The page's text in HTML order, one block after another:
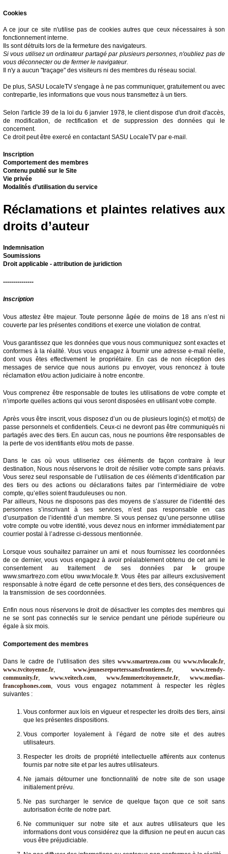
Cookies
A ce jour ce site n'utilise pas de cookies autres que ceux nécessaires à son
fonctionnement interne.
Ils sont détruits lors de la fermeture des navigateurs.
Si vous utilisez un ordinateur partagé par plusieurs personnes, n'oubliez pas de
vous déconnecter ou de fermer le navigateur.
Il n'y a aucun "traçage" des visiteurs ni des membres du réseau social.
De plus, SASU LocaleTV s'engage à ne pas communiquer, gratuitement ou avec
contrepartie, les informations que vous nous transmettez à un tiers.
Selon l'article 39 de la loi du 6 janvier 1978, le client dispose d'un droit d'accès,
de modification, de rectification et de suppression des données qui le
concernent.
Ce droit peut être exercé en contactant SASU LocaleTV par e-mail.
Inscription
Comportement des membres
Contenu publié sur le Site
Vie privée
Modalités d’utilisation du service
Réclamations et plaintes relatives aux
droits d’auteur
Indemnisation
Soumissions
Droit applicable - attribution de juridiction
---------------
Inscription
Vous attestez être majeur. Toute personne âgée de moins de 18 ans n’est ni
couverte par les présentes conditions et exerce une violation de contrat.
Vous garantissez que les données que vous nous communiquez sont exactes et
conformes à la réalité. Vous vous engagez à fournir une adresse e-mail réelle,
dont vous êtes effectivement le propriétaire. En cas de non réception des
messages de service que nous aurions pu envoyer, vous renoncez à toute
réclamation et/ou action judiciaire à notre encontre.
Vous comprenez être responsable de toutes les utilisations de votre compte et
n’importe quelles actions qui vous seront disposées en utilisant votre compte.
Après vous être inscrit, vous disposez d’un ou de plusieurs login(s) et mot(s) de
passe personnels et confidentiels. Ceux-ci ne devront pas être communiqués ni
partagés avec des tiers. En aucun cas, nous ne pourrions être responsables de
la perte de vos identifiants et/ou mots de passe.
Dans le cas où vous utiliseriez ces éléments de façon contraire à leur
destination, Nous nous réservons le droit de résilier votre compte sans préavis.
Vous serez seul responsable de l’utilisation de ces éléments d’identification par
des tiers ou des actions ou déclarations faites par l’intermédiaire de votre
compte, qu’elles soient frauduleuses ou non.
Par ailleurs, Nous ne disposons pas des moyens de s’assurer de l’identité des
personnes s’inscrivant à ses services, n’est pas responsable en cas
d’usurpation de l’identité d’un membre. Si vous pensez qu’une personne utilise
votre compte ou votre identité, vous devez nous en informer immédiatement par
courrier postal à l’adresse ci-dessous mentionnée.
Lorsque vous souhaitez parrainer un ami et nous fournissez les coordonnées
de ce dernier, vous vous engagez à avoir préalablement obtenu de cet ami le
consentement au traitement de ses données par legroupe
www.smartrezo.com et/ou www.tvlocale.fr. Vous êtes par ailleurs exclusivement
responsable à notre égard de cette personne et des tiers, des conséquences de
la transmission de ses coordonnées.
Enfin nous nous réservons le droit de désactiver les comptes des membres qui
ne se sont pas connectés sur le service pendant une période supérieure ou
égale à six mois.
Comportement des membres
Dans le cadre de l’utilisation des siteswww.smartrezo.com ouwww.tvlocale.fr,
www.tvcitoyenne.fr, www.jeunesreporterssansfrontieres.fr, www.trendy-
community.fr, www.veitech.com, www.femmeetcitoyennete.fr, www.medias-
francophones.com, vous vous engagez notamment à respecter les règles
suivantes :
Vous conformer aux lois en vigueur et respecter les droits des tiers, ainsi
que les présentes dispositions.
Vous comporter loyalement à l’égard de notre site et des autres
utilisateurs.
Respecter les droits de propriété intellectuelle afférents aux contenus
fournis par notre site et par les autres utilisateurs.
Ne jamais détourner une fonctionnalité de notre site de son usage
initialement prévu.
Ne pas surcharger le service de quelque façon que ce soit sans
autorisation écrite de notre part.
Ne communiquer sur notre site et aux autres utilisateurs que les
informations dont vous considérez que la diffusion ne peut en aucun cas
vous être préjudiciable.